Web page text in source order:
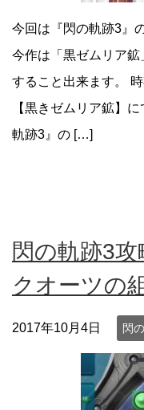
今回は『閃の軌跡3』
今作は「黒ゼムリア
すること出来ます。
【黒きゼムリア鉱】
軌跡3』の […]
閃の軌跡3
クオーツの
2017年10月4日 閃